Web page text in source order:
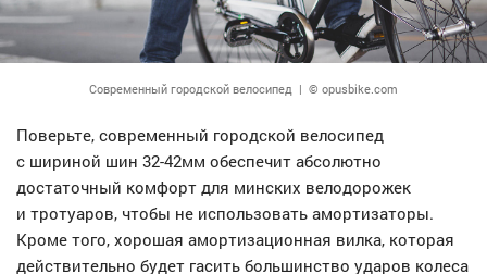
Современный городской велосипед | © opusbike.com
Поверьте, современный городской велосипед
с шириной шин 32-42мм обеспечит абсолютно
достаточный комфорт для минских велодорожек
и тротуаров, чтобы не использовать амортизаторы.
Кроме того, хорошая амортизационная вилка, которая
действительно будет гасить большинство ударов колеса